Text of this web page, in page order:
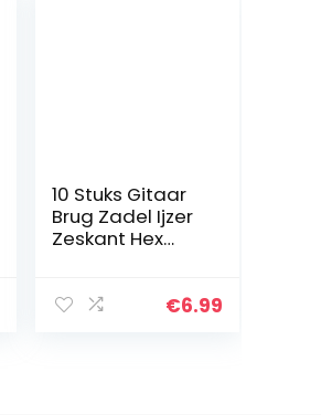
10 Stuks Gitaar
Brug Zadel Ijzer
Zeskant Hex
Gitaar
€6.99